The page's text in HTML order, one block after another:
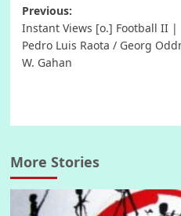
Post
navigation
Previous:
Instant Views [o.] Football II
Pedro Luis Raota / Georg
W. Gahan
More Stories